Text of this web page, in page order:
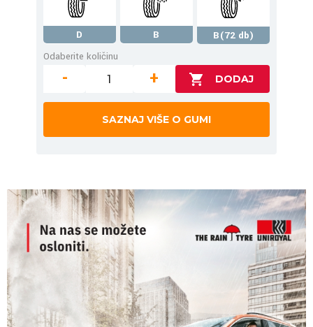
D B
B(72 db)
Odaberite količinu
- +
SAZNAJ VIŠE O GUMI